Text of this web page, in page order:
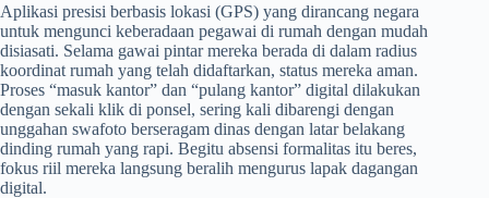
Aplikasi presisi berbasis lokasi (GPS) yang dirancang negara
untuk mengunci keberadaan pegawai di rumah dengan mudah
disiasati. Selama gawai pintar mereka berada di dalam radius
koordinat rumah yang telah didaftarkan, status mereka aman.
Proses “masuk kantor” dan “pulang kantor” digital dilakukan
dengan sekali klik di ponsel, sering kali dibarengi dengan
unggahan swafoto berseragam dinas dengan latar belakang
dinding rumah yang rapi. Begitu absensi formalitas itu beres,
fokus riil mereka langsung beralih mengurus lapak dagangan
digital.